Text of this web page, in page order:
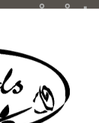
på vårt
inkorg!